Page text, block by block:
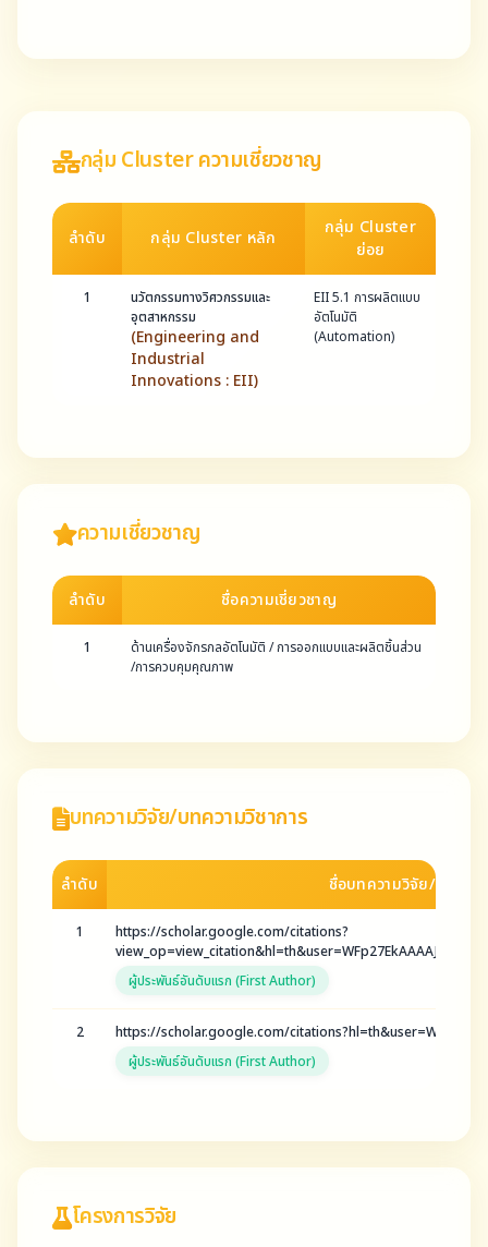
กลุ่ม Cluster ความเชี่ยวชาญ
ลำดับ กลุ่ม Cluster หลัก
กลุ่ม Cluster
ย่อย
1
นวัตกรรมทางวิศวกรรมและ
อุตสาหกรรม
(Engineering and
Industrial
Innovations : EII)
EII 5.1 การผลิตแบบ
อัตโนมัติ
(Automation)
ความเชี่ยวชาญ
ลำดับ ชื่อความเชี่ยวชาญ
1
ด้านเครื่องจักรกลอัตโนมัติ / การออกแบบและผลิตชิ้นส่วน
/การควบคุมคุณภาพ
บทความวิจัย/บทความวิชาการ
ลำดับ ชื่อบทความวิจัย/บทควา
1
https://scholar.google.com/citations?
ผู้ประพันธ์อันดับแรก (First Author)
2
https://scholar.google.com/
ผู้ประพันธ์อันดับแรก (First Author)
โครงการวิจัย